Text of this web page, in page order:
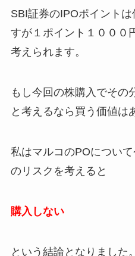
SBI証券のIPOポイント
すが１ポイント１０００
考えられます。
もし今回の株購入でその
と考えるなら買う価値は
私はマルコのPOについ
のリスクを考えると
購入しない
という結論となりました。